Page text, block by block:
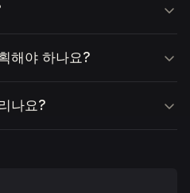
해야 하나요?
나요?